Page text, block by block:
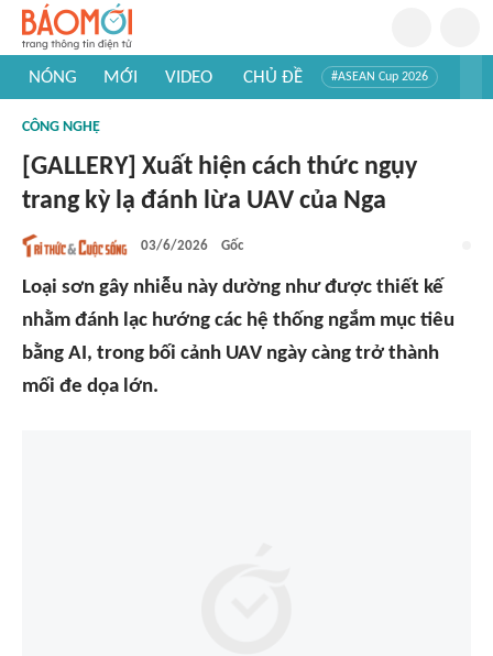
NÓNG MỚI VIDEO CHỦ ĐỀ #ASEAN Cup 2026
#Khám phá thế giới
CÔNG NGHỆ
[GALLERY] Xuất hiện cách thức ngụy
trang kỳ lạ đánh lừa UAV của Nga
03/6/2026 Gốc
Loại sơn gây nhiễu này dường như được thiết kế
nhằm đánh lạc hướng các hệ thống ngắm mục tiêu
bằng AI, trong bối cảnh UAV ngày càng trở thành
mối đe dọa lớn.